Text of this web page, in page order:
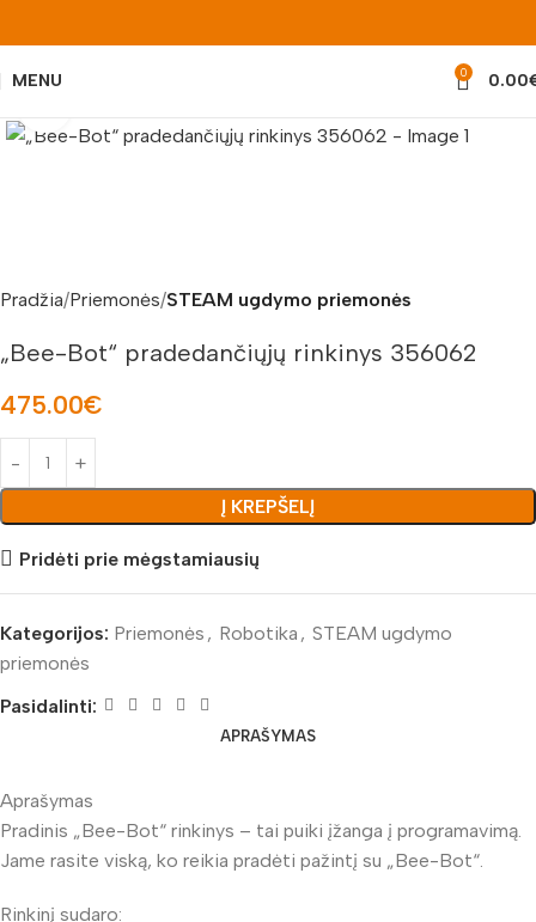
MENU 0 0.00
Pradžia Priemonės STEAM ugdymo priemonės
„Bee-Bot“ pradedančiųjų rinkinys 356062
475.00€
Į KREPŠELĮ
Pridėti prie mėgstamiausių
Kategorijos: Priemonės , Robotika , STEAM ugdymo
priemonės
Pasidalinti:
APRAŠYMAS
Aprašymas
Pradinis „Bee-Bot“ rinkinys – tai puiki įžanga į programavimą.
Jame rasite viską, ko reikia pradėti pažintį su „Bee-Bot“.
Rinkinį sudaro: